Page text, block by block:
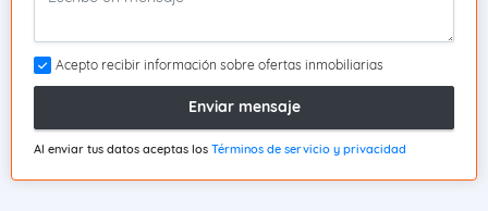
Acepto recibir información sobre ofertas inmobiliarias
Enviar mensaje
Al enviar tus datos aceptas los Términos de servicio y privacidad